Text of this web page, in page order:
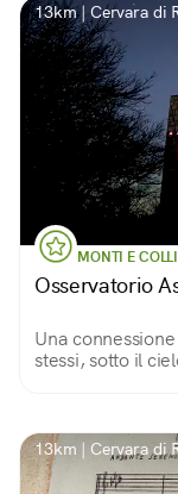
13km | Cervara di
MONTI E COLLI
Osservatorio
Una
stessi, sotto il
13km | Cervara di